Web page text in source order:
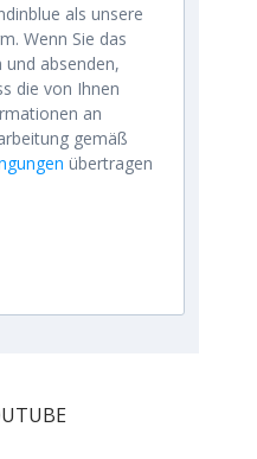
als unsere
Wenn Sie das
absenden,
die von Ihnen
an
gemäß
übertragen